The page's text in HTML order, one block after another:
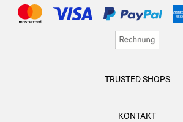
TRUSTED SHOPS
KONTAKT